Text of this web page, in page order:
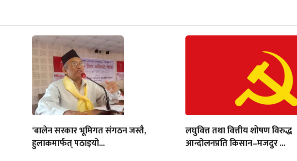
‘बालेन सरकार भूमिगत संगठन जस्तै,
हुलाकमार्फत् पठाइयो...
लघुवित्त तथा वित्तीय शोषण विरुद्ध
आन्दोलनप्रति किसान–मजदुर ...